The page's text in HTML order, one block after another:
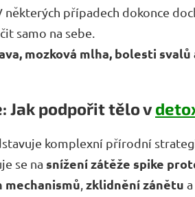
některých případech dokonce
samo na sebe.
mozková mlha, bolesti svalů
Jak podpořit tělo v
komplexní přírodní
se na snížení zátěže spike
,zklidnění zánětu a